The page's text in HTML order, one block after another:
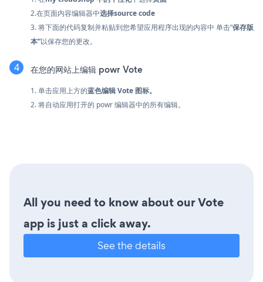
2.在页面内容编辑器中选择source code
3. 将下面的代码复制并粘贴到您希望应用程序出现的内容中 单击“保存版
本”以保存您的更改。
在您的网站上编辑 powr Vote
1. 单击应用上方的蓝色编辑 Vote 图标。
2. 将自动应用打开的 powr 编辑器中的所有编辑。
All you need to know about our Vote
app is just a click away.
See the details